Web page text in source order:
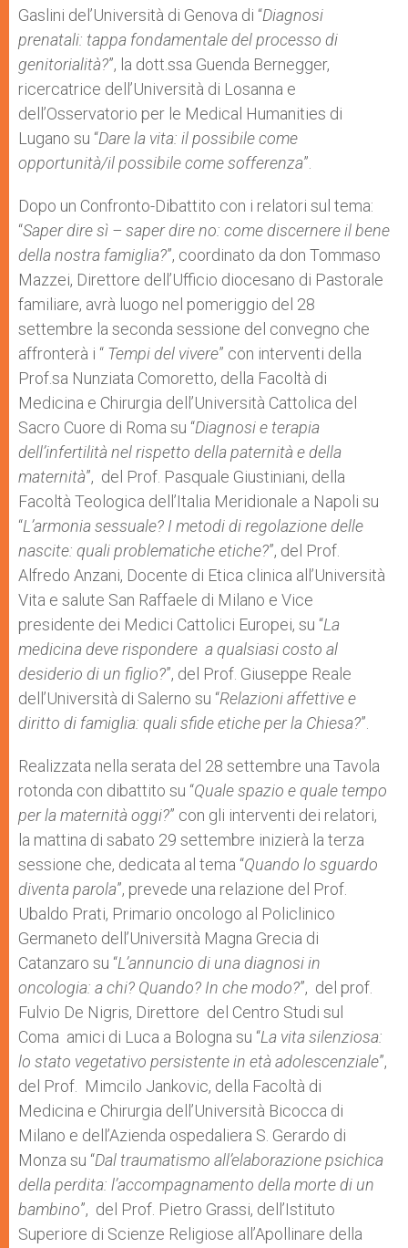
Gaslini del’Università di Genova di “Diagnosi
prenatali: tappa fondamentale del processo di
genitorialità?”, la dott.ssa Guenda Bernegger,
ricercatrice dell’Università di Losanna e
dell’Osservatorio per le Medical Humanities di
Lugano su “Dare la vita: il possibile come
opportunità/il possibile come sofferenza”.
Dopo un Confronto-Dibattito con i relatori sul tema:
“Saper dire sì – saper dire no: come discernere il bene
della nostra famiglia?”, coordinato da don Tommaso
Mazzei, Direttore dell’Ufficio diocesano di Pastorale
familiare, avrà luogo nel pomeriggio del 28
settembre la seconda sessione del convegno che
affronterà i “ Tempi del vivere” con interventi della
Prof.sa Nunziata Comoretto, della Facoltà di
Medicina e Chirurgia dell’Università Cattolica del
Sacro Cuore di Roma su “Diagnosi e terapia
dell’infertilità nel rispetto della paternità e della
maternità”, del Prof. Pasquale Giustiniani, della
Facoltà Teologica dell’Italia Meridionale a Napoli su
“L’armonia sessuale? I metodi di regolazione delle
nascite: quali problematiche etiche?”, del Prof.
Alfredo Anzani, Docente di Etica clinica all’Università
Vita e salute San Raffaele di Milano e Vice
presidente dei Medici Cattolici Europei, su “La
medicina deve rispondere a qualsiasi costo al
desiderio di un figlio?”, del Prof. Giuseppe Reale
dell’Università di Salerno su “Relazioni affettive e
diritto di famiglia: quali sfide etiche per la Chiesa?”.
Realizzata nella serata del 28 settembre una Tavola
rotonda con dibattito su “Quale spazio e quale tempo
per la maternità oggi?” con gli interventi dei relatori,
la mattina di sabato 29 settembre inizierà la terza
sessione che, dedicata al tema “Quando lo sguardo
diventa parola”, prevede una relazione del Prof.
Ubaldo Prati, Primario oncologo al Policlinico
Germaneto dell’Università Magna Grecia di
Catanzaro su “L’annuncio di una diagnosi in
oncologia: a chi? Quando? In che modo?”, del prof.
Fulvio De Nigris, Direttore del Centro Studi sul
Coma amici di Luca a Bologna su “La vita silenziosa:
lo stato vegetativo persistente in età adolescenziale”,
del Prof. Mimcilo Jankovic, della Facoltà di
Medicina e Chirurgia dell’Università Bicocca di
Milano e dell’Azienda ospedaliera S. Gerardo di
Monza su “Dal traumatismo all’elaborazione psichica
della perdita: l’accompagnamento della morte di un
bambino”, del Prof. Pietro Grassi, dell’Istituto
Superiore di Scienze Religiose all’Apollinare della